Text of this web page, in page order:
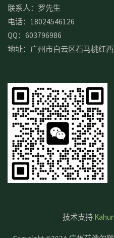
联系人：罗先生
电话：18024546126
QQ：603796986
地址：广州市白云区石马桃红
技术支持